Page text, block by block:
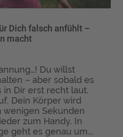
Dich falsch anfühlt –
macht
Du willst
– aber sobald es
in Dir erst recht laut.
Dein Körper wird
wenigen Sekunden
zum Handy. In
geht es genau um...